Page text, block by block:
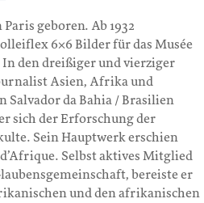
geboren. Ab 1932
6×6 Bilder für das Musée
den dreißiger und vierziger
Asien, Afrika und
Salvador da Bahia / Brasilien
sich der Erforschung der
Sein Hauptwerk erschien
Selbst aktives Mitglied
bereiste er
und den afrikanischen